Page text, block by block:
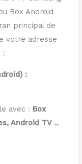
Box Android
principal de
votre adresse
:
:
avec : Box
Android TV ..